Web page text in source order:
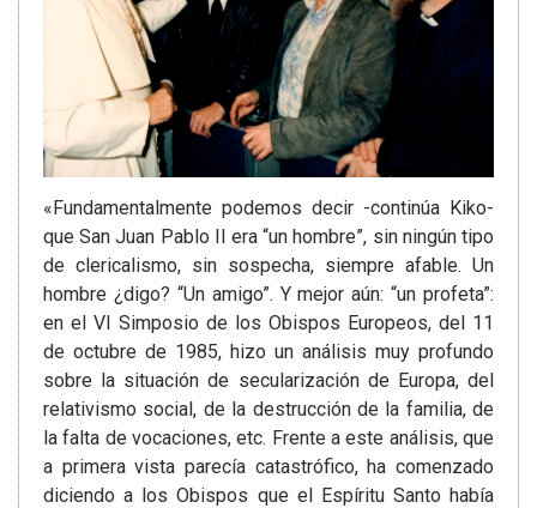
«Fundamentalmente podemos decir -continúa Kiko-
que San Juan Pablo II era “un hombre”, sin ningún tipo
de clericalismo, sin sospecha, siempre afable. Un
hombre ¿digo? “Un amigo”. Y mejor aún: “un profeta”:
en el VI Simposio de los Obispos Europeos, del 11
de octubre de 1985, hizo un análisis muy profundo
sobre la situación de secularización de Europa, del
relativismo social, de la destrucción de la familia, de
la falta de vocaciones, etc. Frente a este análisis, que
a primera vista parecía catastrófico, ha comenzado
diciendo a los Obispos que el Espíritu Santo había